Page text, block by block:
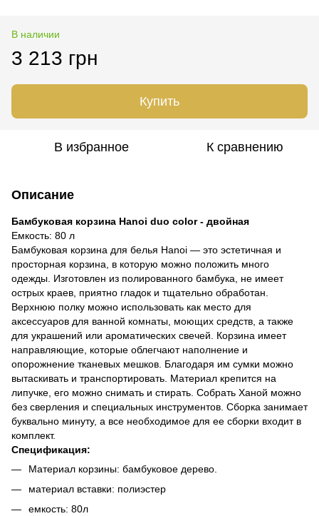
В наличии
3 213 грн
Купить
В избранное К сравнению
Описание
Бамбуковая корзина Hanoi duo color - двойная
Емкость: 80 л
Бамбуковая корзина для белья Hanoi — это эстетичная и
просторная корзина, в которую можно положить много
одежды. Изготовлен из полированного бамбука, не имеет
острых краев, приятно гладок и тщательно обработан.
Верхнюю полку можно использовать как место для
аксессуаров для ванной комнаты, моющих средств, а также
для украшений или ароматических свечей. Корзина имеет
направляющие, которые облегчают наполнение и
опорожнение тканевых мешков. Благодаря им сумки можно
вытаскивать и транспортировать. Материал крепится на
липучке, его можно снимать и стирать. Собрать Ханой можно
без сверления и специальных инструментов. Сборка занимает
буквально минуту, а все необходимое для ее сборки входит в
комплект.
Спецификация:
Материал корзины: бамбуковое дерево.
материал вставки: полиэстер
емкость: 80л